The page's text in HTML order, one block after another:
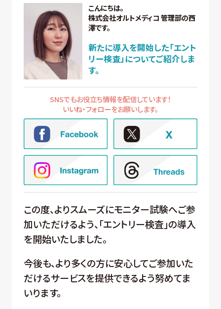
こんにちは。
株式会社オルトメディコ 管理部の西
澤です。
新たに導入を開始した「エント
リー検査」についてご紹介しま
す。
SNSでもお役立ち情報を配信しています！
いいね・フォローをお願いします。
この度、よりスムーズにモニター試験へご参
加いただけるよう、「エントリー検査」の導入
を開始いたしました。
今後も、より多くの方に安心してご参加いた
だけるサービスを提供できるよう努めてま
いります。